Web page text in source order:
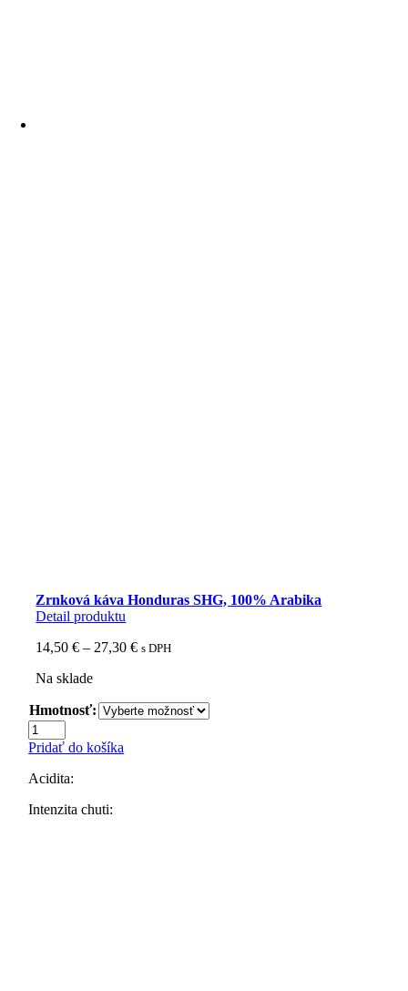
Zrnková káva Honduras SHG, 100% Arabika
Detail produktu
14,50€ – 27,30€Price
27,30 €
s DPH
Na sklade
Hmotnosť:
množstvo
Zrnková
Honduras
100%
Pridať do košíka
Acidita:
Intenzita chuti: